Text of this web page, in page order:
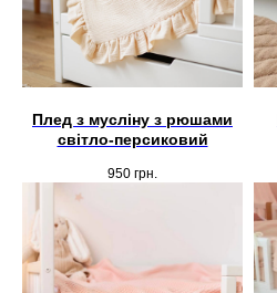
Плед з мусліну з рюшами
світло-персиковий
950 грн.